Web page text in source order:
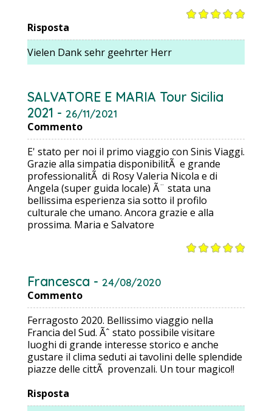
Risposta
Vielen Dank sehr geehrter Herr
SALVATORE E MARIA Tour Sicilia
2021 - 26/11/2021
Commento
E' stato per noi il primo viaggio con Sinis Viaggi.
Grazie alla simpatia disponibilitÃ e grande
professionalitÃ di Rosy Valeria Nicola e di
Angela (super guida locale) Ã¨ stata una
bellissima esperienza sia sotto il profilo
culturale che umano. Ancora grazie e alla
prossima. Maria e Salvatore
Francesca - 24/08/2020
Commento
Ferragosto 2020. Bellissimo viaggio nella
Francia del Sud. Ãˆ stato possibile visitare
luoghi di grande interesse storico e anche
gustare il clima seduti ai tavolini delle splendide
piazze delle cittÃ provenzali. Un tour magico!!
Risposta